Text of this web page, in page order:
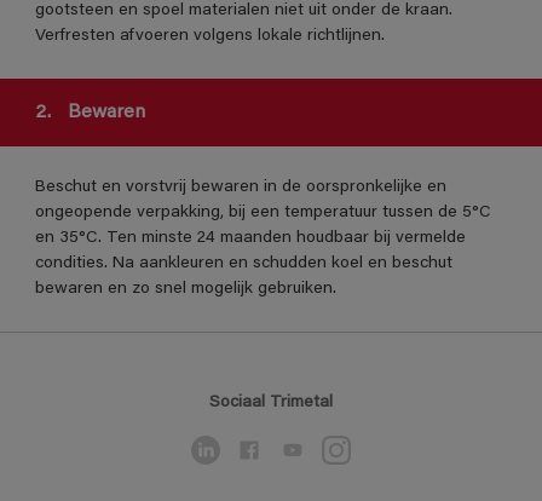
gootsteen en spoel materialen niet uit onder de kraan.
Verfresten afvoeren volgens lokale richtlijnen.
2. Bewaren
Beschut en vorstvrij bewaren in de oorspronkelijke en
ongeopende verpakking, bij een temperatuur tussen de 5°C
en 35°C. Ten minste 24 maanden houdbaar bij vermelde
condities. Na aankleuren en schudden koel en beschut
bewaren en zo snel mogelijk gebruiken.
Sociaal Trimetal